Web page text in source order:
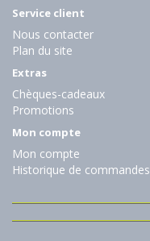
Service client
Nous contacter
Plan du site
Extras
Chèques-cadeaux
Promotions
Mon compte
Mon compte
Historique de commandes